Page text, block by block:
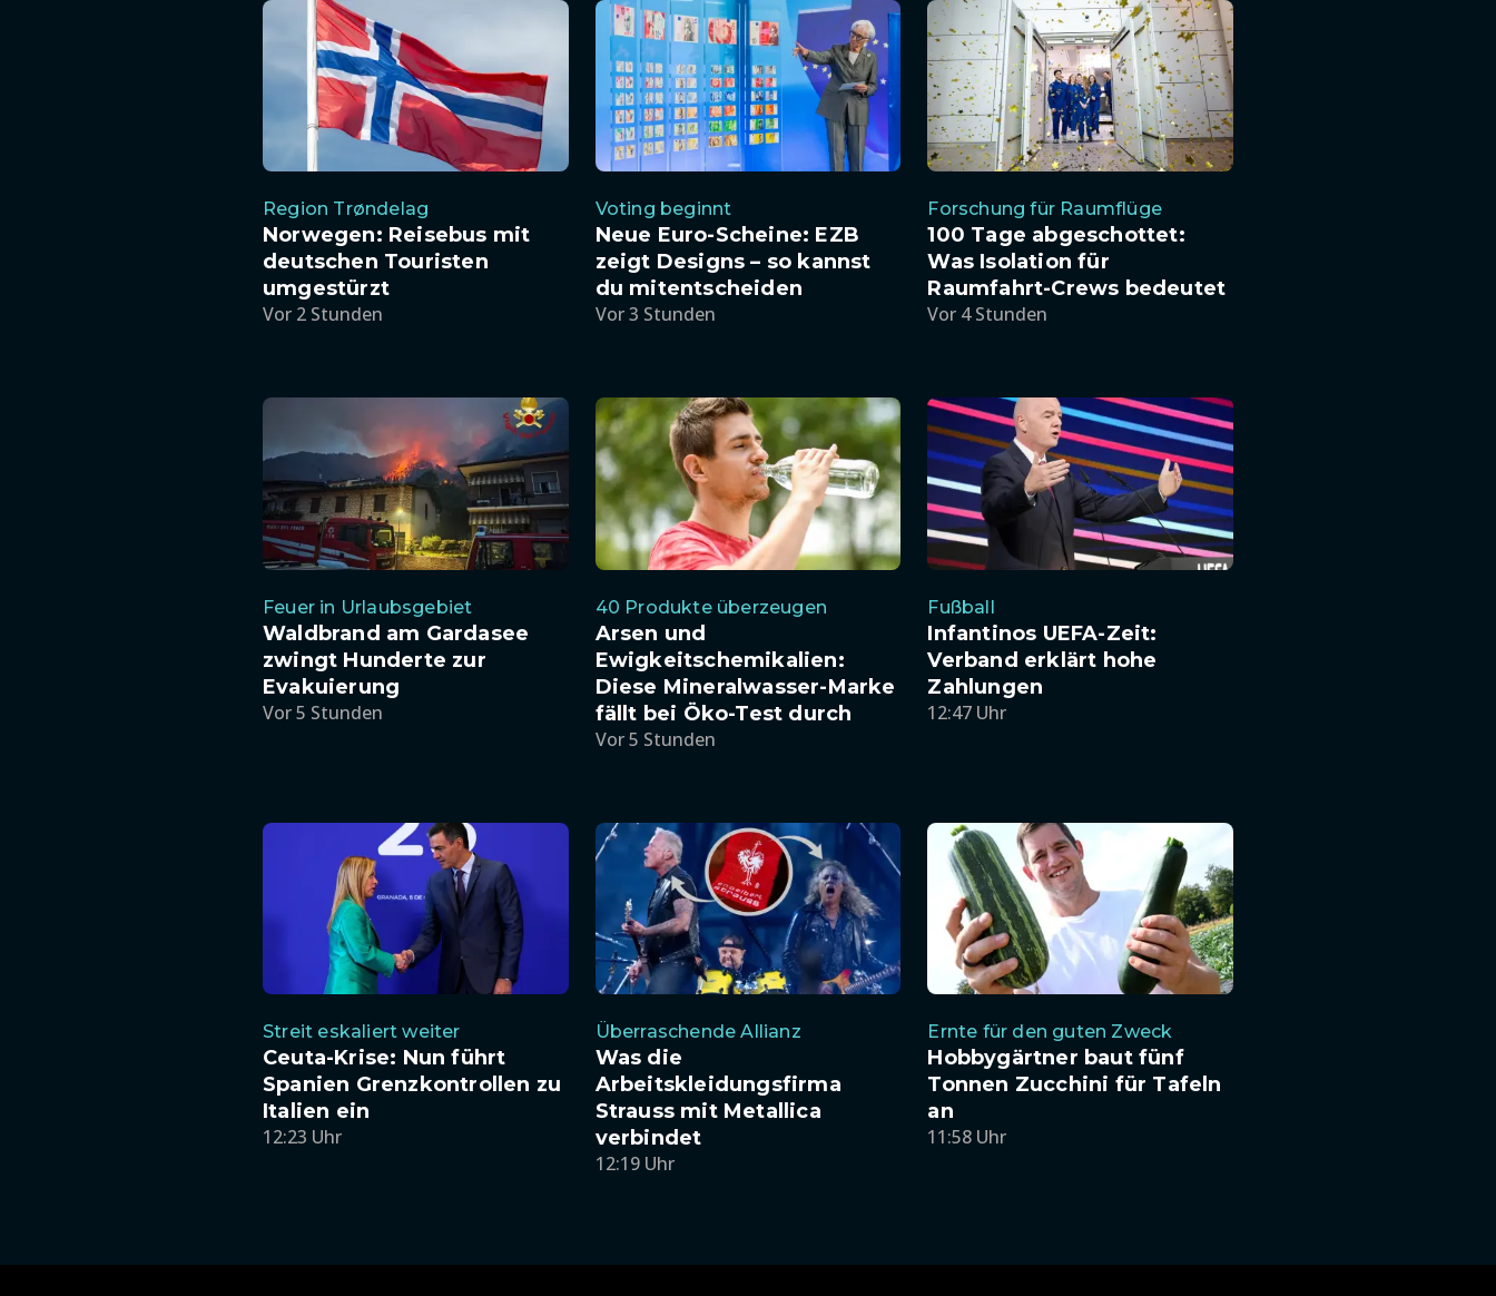
Region Trøndelag
Norwegen: Reisebus mit
deutschen Touristen
umgestürzt
Vor 2 Stunden
Voting beginnt
Neue Euro-Scheine: EZB
zeigt Designs – so kannst
du mitentscheiden
Vor 3 Stunden
Forschung für Raumflüge
100 Tage abgeschottet:
Was Isolation für
Raumfahrt-Crews bedeutet
Vor 4 Stunden
Feuer in Urlaubsgebiet
Waldbrand am Gardasee
zwingt Hunderte zur
Evakuierung
Vor 5 Stunden
40 Produkte überzeugen
Arsen und
Ewigkeitschemikalien:
Diese Mineralwasser-Marke
fällt bei Öko-Test durch
Vor 5 Stunden
Fußball
Infantinos UEFA-Zeit:
Verband erklärt hohe
Zahlungen
12:47 Uhr
Streit eskaliert weiter
Ceuta-Krise: Nun führt
Spanien Grenzkontrollen zu
Italien ein
12:23 Uhr
Überraschende Allianz
Was die
Arbeitskleidungsfirma
Strauss mit Metallica
verbindet
12:19 Uhr
Ernte für den guten Zweck
Hobbygärtner baut fünf
Tonnen Zucchini für Tafeln
an
11:58 Uhr